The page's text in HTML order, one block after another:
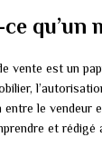
ce qu’un
vente est un
le vendeur
et rédigé